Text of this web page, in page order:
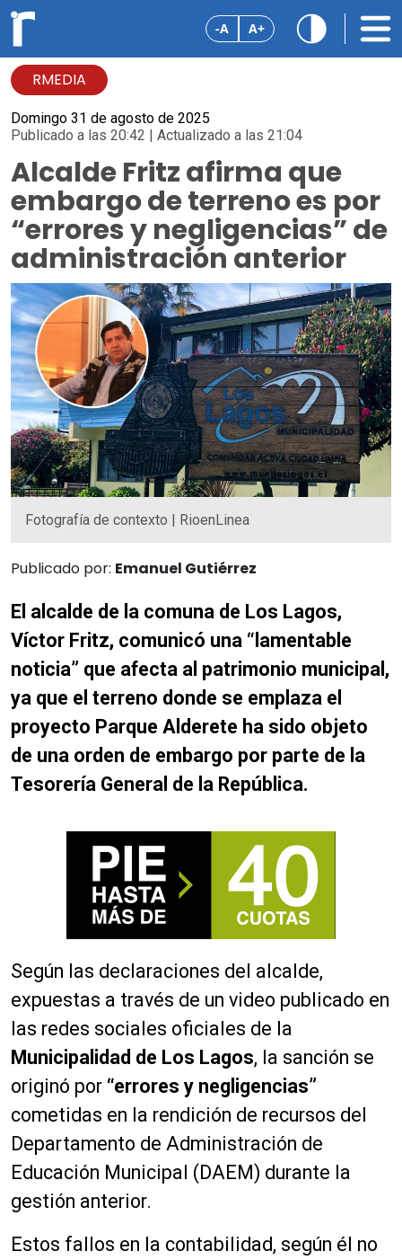
-A A+
RMEDIA
Domingo 31 de agosto de 2025
Publicado a las 20:42 | Actualizado a las 21:04
Alcalde Fritz afirma que
embargo de terreno es por
“errores y negligencias” de
administración anterior
Fotografía de contexto | RioenLinea
Publicado por: Emanuel Gutiérrez
El alcalde de la comuna de Los Lagos,
Víctor Fritz, comunicó una “lamentable
noticia” que afecta al patrimonio municipal,
ya que el terreno donde se emplaza el
proyecto Parque Alderete ha sido objeto
de una orden de embargo por parte de la
Tesorería General de la República.
Según las declaraciones del alcalde,
expuestas a través de un video publicado en
las redes sociales oficiales de la
Municipalidad de Los Lagos, la sanción se
originó por “errores y negligencias”
cometidas en la rendición de recursos del
Departamento de Administración de
Educación Municipal (DAEM) durante la
gestión anterior.
Estos fallos en la contabilidad, según él no